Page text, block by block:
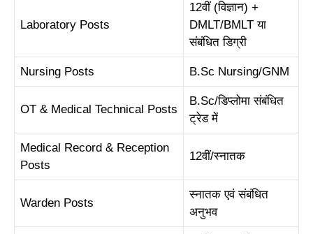
Laboratory Posts
12वीं (विज्ञान) +
DMLT/BMLT या
संबंधित डिग्री
Nursing Posts B.Sc Nursing/GNM
OT & Medical Technical Posts
B.Sc/डिप्लोमा संबंधित
ट्रेड में
Medical Record & Reception
Posts
12वीं/स्नातक
Warden Posts
स्नातक एवं संबंधित
अनुभव